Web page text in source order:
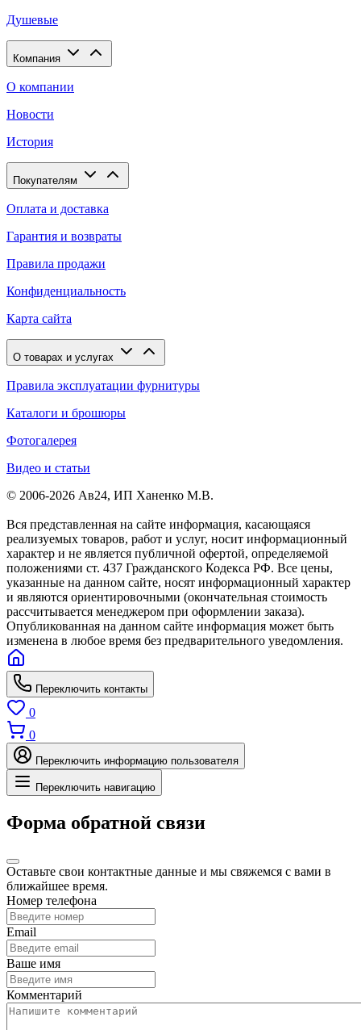
Душевые
Компания
О компании
Новости
История
Покупателям
Оплата и доставка
Гарантия и возвраты
Правила продажи
Конфиденциальность
Карта сайта
О товарах и услугах
Правила эксплуатации фурнитуры
Каталоги и брошюры
Фотогалерея
Видео и статьи
© 2006-2026 Ав24, ИП Ханенко М.В.
Вся представленная на сайте информация, касающаяся
реализуемых товаров, работ и услуг, носит информационный
характер и не является публичной офертой, определяемой
положениями ст. 437 Гражданского Кодекса РФ. Все цены,
указанные на данном сайте, носят информационный характер
и являются ориентировочными (окончательная стоимость
рассчитывается менеджером при оформлении заказа).
Опубликованная на данном сайте информация может быть
изменена в любое время без предварительного уведомления.
Переключить контакты
0
0
Переключить информацию пользователя
Переключить навигацию
Форма обратной связи
Оставьте свои контактные данные и мы свяжемся с вами в
ближайшее время.
Номер телефона
Email
Ваше имя
Комментарий